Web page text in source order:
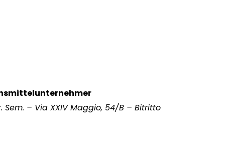
Sem. – Via XXIV Maggio, 54/B – Bitritto